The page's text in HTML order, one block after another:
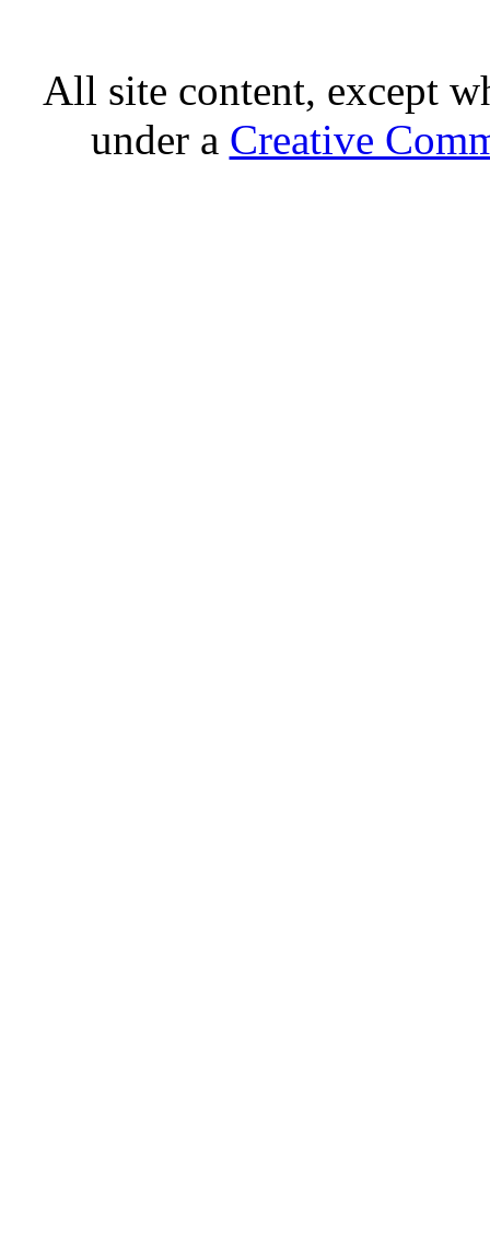
All site content, except
under a Creative